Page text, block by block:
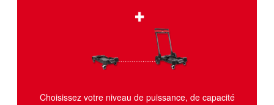
Choisissez votre niveau de puissance, de capacité